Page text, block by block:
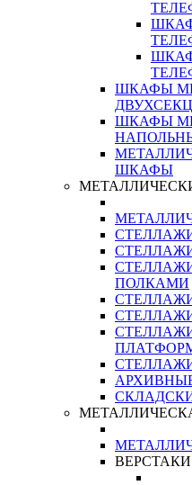
ШКАФЫ
ШКАФЫ
ШКАФЫ
ПОЛКАМИ
ВЕРСТАКИ